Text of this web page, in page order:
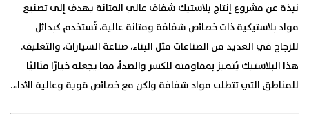
نبذة عن مشروع إنتاج بلاستيك شفاف عالي المتانة يهدف إلى تصنيع
مواد بلاستيكية ذات خصائص شفافة ومتانة عالية، تُستخدم كبدائل
للزجاج في العديد من الصناعات مثل البناء، صناعة السيارات، والتغليف.
هذا البلاستيك يُتميز بمقاومته للكسر والصدأ، مما يجعله خيارًا مثاليًا
للمناطق التي تتطلب مواد شفافة ولكن مع خصائص قوية وعالية الأداء.